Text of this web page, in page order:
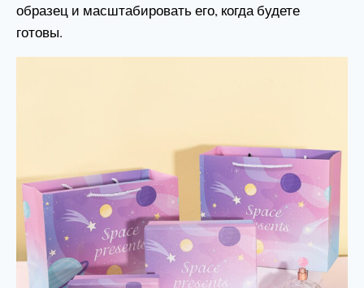
образец и масштабировать его, когда будете
готовы.